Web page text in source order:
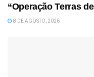
“Operação Terras
8 DE AGOSTO, 2026